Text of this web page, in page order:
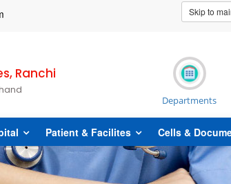
Skip to
Ranchi
Departments
Patient & Facilites Cells &